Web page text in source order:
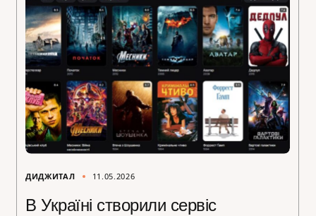
ДИДЖИТАЛ 11.05.2026
В Україні створили сервіс